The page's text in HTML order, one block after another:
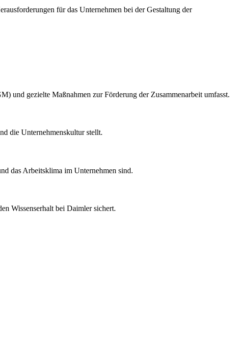
für das Unternehmen bei der Gestaltung der
und gezielte Maßnahmen zur Förderung der Zusammenarbeit umfasst.
die Unternehmenskultur stellt.
das Arbeitsklima im Unternehmen sind.
Wissenserhalt bei Daimler sichert.